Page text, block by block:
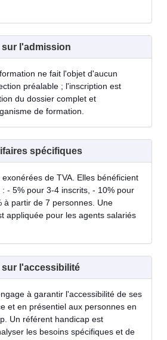
sur l'admission
ne fait l'objet d'aucun
préalable ; l'inscription est
du dossier complet et
de formation.
spécifiques
de TVA. Elles bénéficient
- 5% pour 3-4 inscrits, - 10% pour
à partir de 7 personnes. Une
appliquée pour les agents salariés
sur l'accessibilité
à garantir l'accessibilité de ses
et en présentiel aux personnes en
Un référent handicap est
les besoins spécifiques et de